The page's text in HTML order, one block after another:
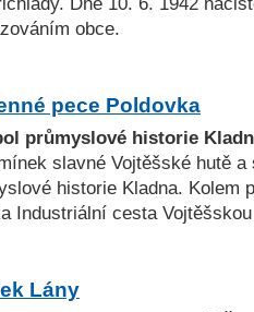
obce.
pece Poldovka
průmyslové historie
slavné Vojtěšské hutě
historie Kladna. Kolem
Industriální cesta
Lány